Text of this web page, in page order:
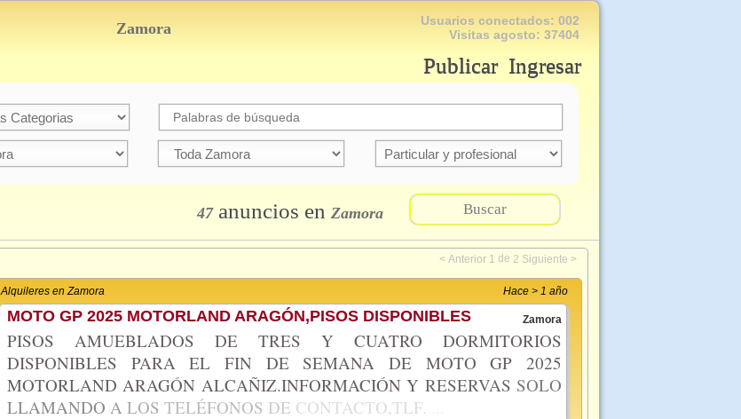
Zamora Usuarios conectados: 002
Visitas agosto: 37404
Ingresar
Publicar
47anuncios en Zamora Buscar
< Anterior 1 de 2 Siguiente >
Alquileres en Zamora Hace > 1 año
MOTO GP 2025 MOTORLAND ARAGÓN,PISOS DISPONIBLES Zamora
PISOS AMUEBLADOS DE TRES Y CUATRO DORMITORIOS
DISPONIBLES PARA EL FIN DE SEMANA DE MOTO GP 2025
MOTORLAND ARAGÓN ALCAÑIZ.INFORMACIÓN Y RESERVAS SOLO
LLAMANDO A LOS TELÉFONOS DE CONTACTO,TLF.